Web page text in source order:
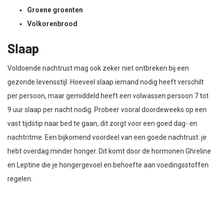
Groene groenten
Volkorenbrood
Slaap
Voldoende nachtrust mag ook zeker niet ontbreken bij een
gezonde levensstijl. Hoeveel slaap iemand nodig heeft verschilt
per persoon, maar gemiddeld heeft een volwassen persoon 7 tot
9 uur slaap per nacht nodig. Probeer vooral doordeweeks op een
vast tijdstip naar bed te gaan, dit zorgt voor een goed dag- en
nachtritme. Een bijkomend voordeel van een goede nachtrust: je
hebt overdag minder honger. Dit komt door de hormonen Ghreline
en Leptine die je hongergevoel en behoefte aan voedingsstoffen
regelen.